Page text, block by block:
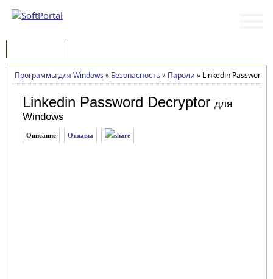
Программы для Windows » Безопасность» Пароли »Linkedin Password
Linkedin Password Decryptor для
Windows
Описание Отзывы